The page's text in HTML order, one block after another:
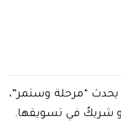
يحدث “مرحلة وستمر”،
أو شريكٌ في تسويقها.